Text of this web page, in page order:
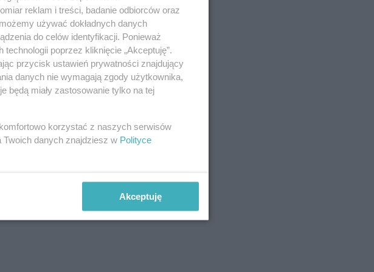
jak
pytanie
swoje
reklam i treści, badanie odbiorców oraz
używać dokładnych danych
do celów identyfikacji. Ponieważ
poprzez kliknięcie „Akceptuję”.
przycisk ustawień prywatności znajdujący
danych nie wymagają zgody użytkownika,
będą miały zastosowanie tylko na tej
korzystać z naszych serwisów
Twoich danych znajdziesz w Polityce
Akceptuję